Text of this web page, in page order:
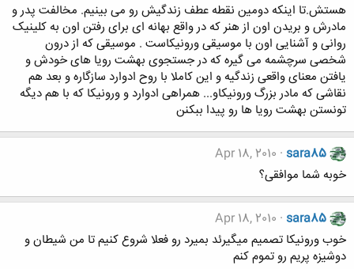
هستش.تا اینکه دومین نقطه عطف زندگیش رو می بینیم. مخالفت پدر و
مادرش و بریدن اون از هنر که در واقع بهانه ای برای رفتن اون به کلینیک
روانی و آشنایی اون با موسیقی ورونیکاست . موسیقی که از درون
شخصی سرچشمه می گیره که در جستجوی بهشت رویا های خودش و
یافتن معنای واقعی زندگیه و این کاملا با روح ادوارد سازگاره و بعد هم
نقاشی که مادر بزرگ ورونیکاو... همراهی ادوارد و ورونیکا که با هم دیگه
تونستن بهشت رویا ها رو پیدا ببکنن
sara85
Apr 18, 2010
خوبه شما موافقی؟
sara85
Apr 18, 2010
خوب ورونیکا تصمیم میگیرئد بمیرد رو فعلا شروع کنیم تا من شیطان و
دوشیزه پریم رو تموم کنم